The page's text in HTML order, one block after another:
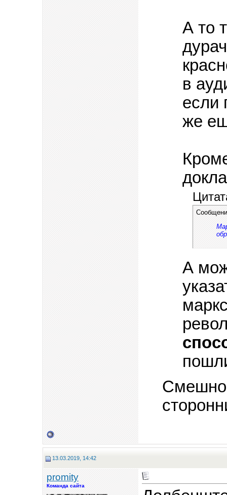
А то
в
если
же
А
13.03.2019, 14:42
promity
Команда сайта